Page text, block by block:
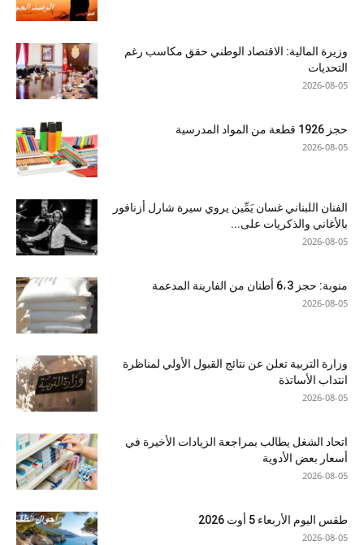
وزيرة المالية: الاقتصاد الوطني حقق مكاسب رغم
التحديات
2026-08-05
حجز 1926 قطعة من المواد المدرسية
2026-08-05
الفنان اللبناني غسان يَمِّين يروي سيرة شارل أزنافور
بالأغاني والذكريات على...
2026-08-05
منوبة: حجز 6،3 أطنان من الفارينة المدعمة
2026-08-05
وزارة التربية تعلن عن نتائج القبول الأولي لمناظرة
انتداب الأساتذة
2026-08-05
اتحاد الشغل يطالب بمراجعة الزيادات الأخيرة في
أسعار بعض الأدوية
2026-08-05
طقس اليوم الأربعاء 5 أوت 2026
2026-08-05